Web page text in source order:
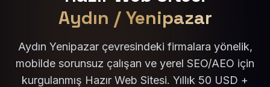
Aydın / Yenipazar
Aydın Yenipazar çevresindeki firmalara yönelik,
mobilde sorunsuz çalışan ve yerel SEO/AEO için
kurgulanmış Hazır Web Sitesi. Yıllık 50 USD +